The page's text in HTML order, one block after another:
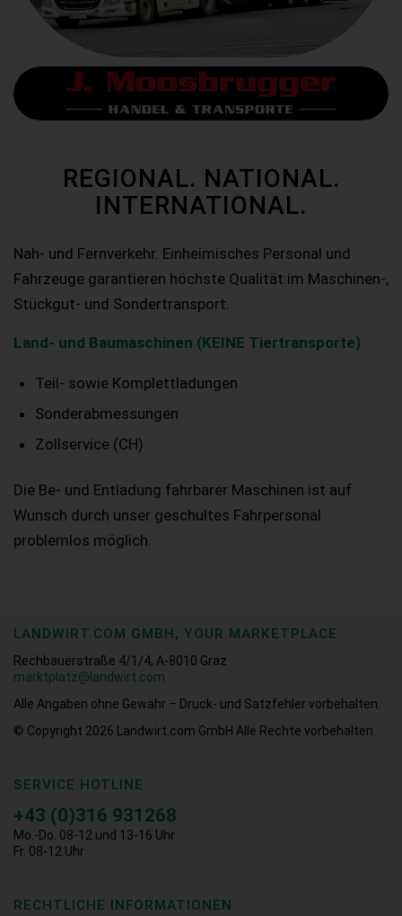
REGIONAL. NATIONAL.
INTERNATIONAL.
Nah- und Fernverkehr. Einheimisches Personal und
Fahrzeuge garantieren höchste Qualität im Maschinen-,
Stückgut- und Sondertransport.
Land- und Baumaschinen (KEINE Tiertransporte)
Teil- sowie Komplettladungen
Sonderabmessungen
Zollservice (CH)
Die Be- und Entladung fahrbarer Maschinen ist auf
Wunsch durch unser geschultes Fahrpersonal
problemlos möglich.
LANDWIRT.COM GMBH, YOUR MARKETPLACE
Rechbauerstraße 4/1/4, A-8010 Graz
marktplatz@landwirt.com
Alle Angaben ohne Gewähr – Druck- und Satzfehler vorbehalten.
© Copyright 2026
Landwirt.com GmbH Alle Rechte vorbehalten.
SERVICE HOTLINE
+43 (0)316 931268
Mo.-Do. 08-12 und 13-16 Uhr
Fr. 08-12 Uhr
RECHTLICHE INFORMATIONEN